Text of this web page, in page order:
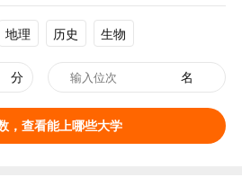
地理 历史 生物
分 名
，查看能上哪些大学